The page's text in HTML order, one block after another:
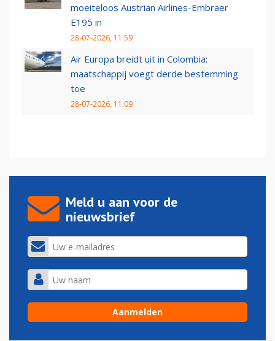
moeiteloos Austrian Airlines-Embraer
E195 in
28-07-2026, 11:59
Air Europa breidt uit in Colombia:
maatschappij voegt derde bestemming
toe
28-07-2026, 11:09
Meld u aan voor de
nieuwsbrief